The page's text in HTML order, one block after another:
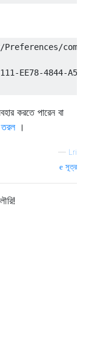
EE78-4844-
করতে পারেন বা
তরল ।
— Lri
সূত্র